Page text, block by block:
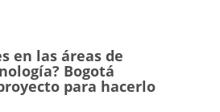
en las áreas de
Bogotá
para hacerlo